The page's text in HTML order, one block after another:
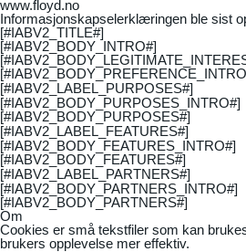
www.floyd.no
Informasjonskapselerklæringen ble sist
[#IABV2_TITLE#]
[#IABV2_BODY_INTRO#]
[#IABV2_LABEL_PURPOSES#]
[#IABV2_BODY_PURPOSES_INTRO#]
[#IABV2_BODY_PURPOSES#]
[#IABV2_LABEL_FEATURES#]
[#IABV2_BODY_FEATURES_INTRO#]
[#IABV2_BODY_FEATURES#]
[#IABV2_LABEL_PARTNERS#]
[#IABV2_BODY_PARTNERS_INTRO#]
[#IABV2_BODY_PARTNERS#]
Om
Cookies er små tekstfiler som kan
brukers opplevelse mer effektiv.